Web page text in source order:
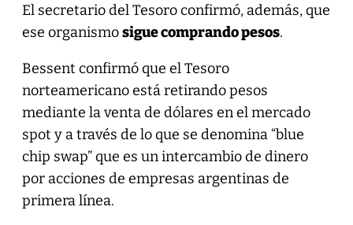
El secretario del Tesoro confirmó, además, que
ese organismosigue comprando pesos.
Bessent confirmó que el Tesoro
norteamericano está retirando pesos
mediante la venta de dólares en el mercado
spot y a través de lo que se denomina “blue
chip swap” que es un intercambio de dinero
por acciones de empresas argentinas de
primera línea.